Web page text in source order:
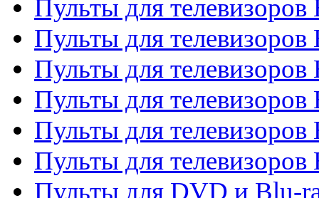
Пульты для
Пульты для телевизоров
Пульты для телевизоров
Пульты для телевизоров
Пульты для телевизоров
Пульты для телевизоров
Пульты для DVD и Blu-